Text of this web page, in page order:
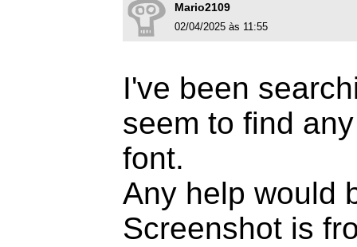
Mario2109
02/04/2025 às 11:55
I've been
seem to find
font.
Any help would
Screenshot is